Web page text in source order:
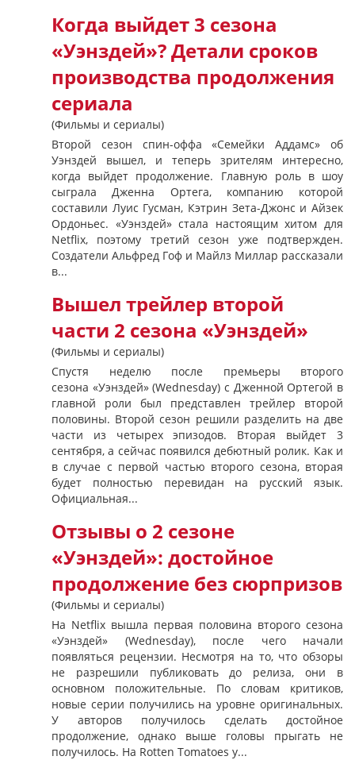
Когда выйдет 3 сезона
«Уэнздей»? Детали сроков
производства продолжения
сериала
(Фильмы и сериалы)
Второй сезон спин-оффа «Семейки Аддамс» об
Уэнздей вышел, и теперь зрителям интересно,
когда выйдет продолжение. Главную роль в шоу
сыграла Дженна Ортега, компанию которой
составили Луис Гусман, Кэтрин Зета-Джонс и Айзек
Ордоньес. «Уэнздей» стала настоящим хитом для
Netflix, поэтому третий сезон уже подтвержден.
Создатели Альфред Гоф и Майлз Миллар рассказали
в...
Вышел трейлер второй
части 2 сезона «Уэнздей»
(Фильмы и сериалы)
Спустя неделю после премьеры второго
сезона «Уэнздей» (Wednesday) с Дженной Ортегой в
главной роли был представлен трейлер второй
половины. Второй сезон решили разделить на две
части из четырех эпизодов. Вторая выйдет 3
сентября, а сейчас появился дебютный ролик. Как и
в случае с первой частью второго сезона, вторая
будет полностью перевидан на русский язык.
Официальная...
Отзывы о 2 сезоне
«Уэнздей»: достойное
продолжение без сюрпризов
(Фильмы и сериалы)
На Netflix вышла первая половина второго сезона
«Уэнздей» (Wednesday), после чего начали
появляться рецензии. Несмотря на то, что обзоры
не разрешили публиковать до релиза, они в
основном положительные. По словам критиков,
новые серии получились на уровне оригинальных.
У авторов получилось сделать достойное
продолжение, однако выше головы прыгать не
получилось. На Rotten Tomatoes у...